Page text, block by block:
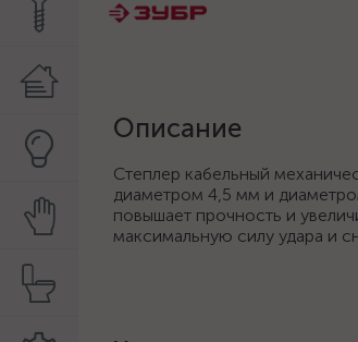
Описание
Степлер кабельный
диаметром 4,5 мм и
повышает прочность и
максимальную силу удара и